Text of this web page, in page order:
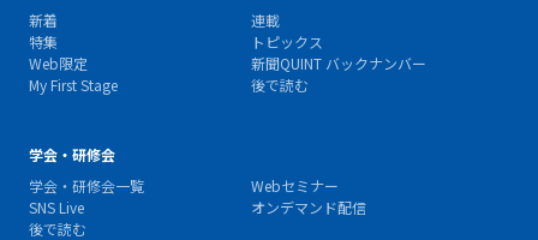
新着
連載
特集
トピックス
Web限定
新聞QUINT バックナンバー
My First Stage
後で読む
学会・研修会
学会・研修会一覧
Webセミナー
SNS Live
オンデマンド配信
後で読む